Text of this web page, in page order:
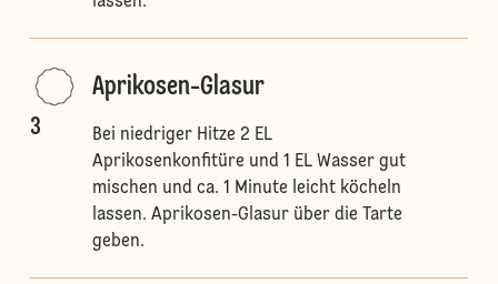
3
Aprikosen-Glasur
Bei niedriger Hitze 2 EL
Aprikosenkonfitüre und 1 EL Wasser gut
mischen und ca. 1 Minute leicht köcheln
lassen. Aprikosen-Glasur über die Tarte
geben.